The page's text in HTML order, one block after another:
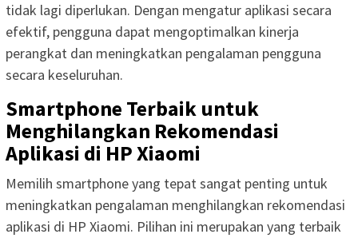
tidak lagi diperlukan. Dengan mengatur aplikasi secara
efektif, pengguna dapat mengoptimalkan kinerja
perangkat dan meningkatkan pengalaman pengguna
secara keseluruhan.
Smartphone Terbaik untuk
Menghilangkan Rekomendasi
Aplikasi di HP Xiaomi
Memilih smartphone yang tepat sangat penting untuk
meningkatkan pengalaman menghilangkan rekomendasi
aplikasi di HP Xiaomi. Pilihan ini merupakan yang terbaik